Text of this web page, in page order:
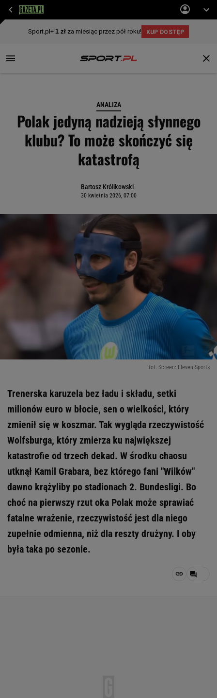
ANALIZA
Polak jedyną nadzieją słynnego
klubu? To może skończyć się
katastrofą
Bartosz Królikowski
30 kwietnia 2026, 07:00
fot. Screen: Eleven Sports
Trenerska karuzela bez ładu i składu, setki
milionów euro w błocie, sen o wielkości, który
zmienił się w koszmar. Tak wygląda rzeczywistość
Wolfsburga, który zmierza ku największej
katastrofie od trzech dekad. W środku chaosu
utknął Kamil Grabara, bez którego fani "Wilków"
dawno krążyliby po stadionach 2. Bundesligi. Bo
choć na pierwszy rzut oka Polak może sprawiać
fatalne wrażenie, rzeczywistość jest dla niego
zupełnie odmienna, niż dla reszty drużyny. I oby
była taka po sezonie.